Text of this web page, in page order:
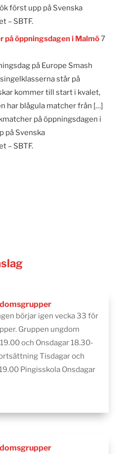
först upp på Svenska
– SBTF.
på öppningsdagen i Malmö7
på Europe Smash
står på
kommer till start i kvalet,
har blågula matcher från […]
på öppningsdagen i
på Svenska
– SBTF.
börjar igen vecka 33 för
Gruppen ungdom
och Onsdagar 18.30-
Tisdagar och
Pingisskola Onsdagar